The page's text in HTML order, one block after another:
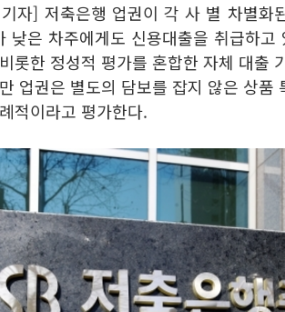
자] 저축은행 업권이 각 사 별 차별화
낮은 차주에게도 신용대출을 취급하
롯한 정성적 평가를 혼합한 자체 대출
업권은 별도의 담보를 잡지 않은 상품
적이라고 평가한다.